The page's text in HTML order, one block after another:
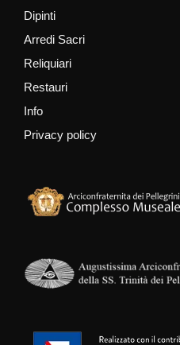
Dipinti
Arredi Sacri
Reliquiari
Restauri
Info
Privacy policy